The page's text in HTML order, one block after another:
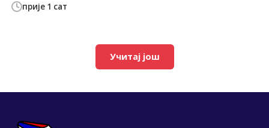
прије 1 сат
Учитај још